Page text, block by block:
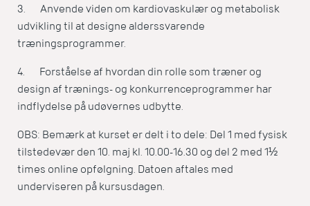
3. Anvende viden om kardiovaskulær og metabolisk
udvikling til at designe alderssvarende
træningsprogrammer.
4. Forståelse af hvordan din rolle som træner og
design af trænings- og konkurrenceprogrammer har
indflydelse på udøvernes udbytte.
OBS: Bemærk at kurset er delt i to dele: Del 1 med fysisk
tilstedevær den 10. maj kl. 10.00-16.30 og del 2 med 1½
times online opfølgning. Datoen aftales med
underviseren på kursusdagen.